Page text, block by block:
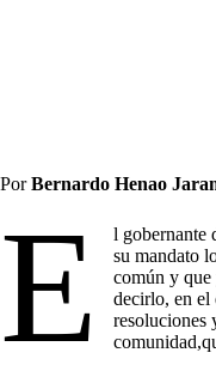
PorBernardo Henao
E
l gobernante
su mandato
común y que
decirlo, en el
resoluciones